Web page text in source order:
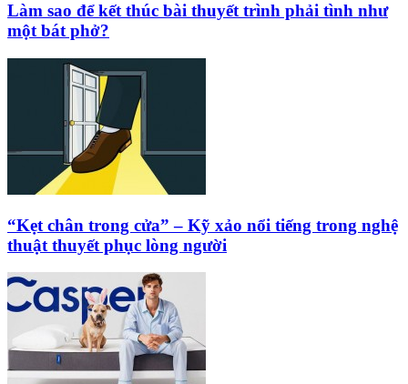
Làm sao để kết thúc bài thuyết trình phải tình như
một bát phở?
“Kẹt chân trong cửa” – Kỹ xảo nổi tiếng trong nghệ
thuật thuyết phục lòng người